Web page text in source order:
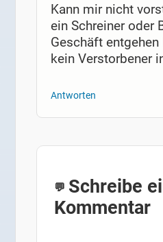
Kann mir nicht
ein Schreiner oder
Geschäft
kein Verstorbener
Antworten
Schreibe
Kommentar